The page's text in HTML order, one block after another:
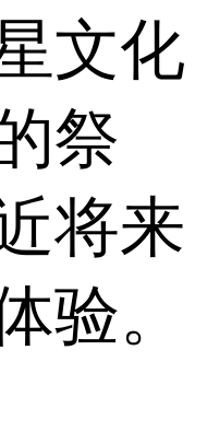
文化
祭
将来
验。